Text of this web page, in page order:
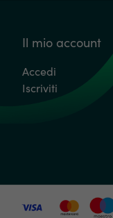
Il mio account
Accedi
Iscriviti